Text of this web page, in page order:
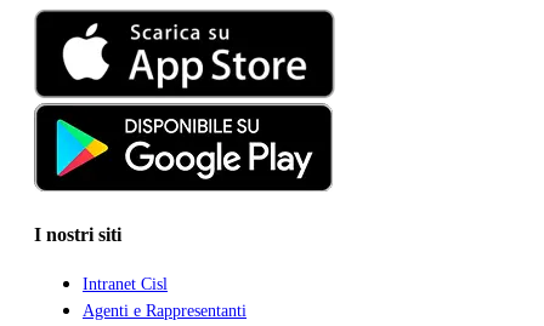
I nostri siti
Intranet Cisl
Agenti e Rappresentanti